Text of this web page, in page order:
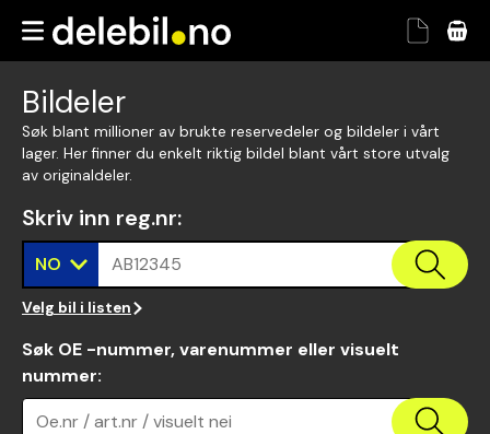
Bildeler
Søk blant millioner av brukte reservedeler og bildeler i vårt
lager. Her finner du enkelt riktig bildel blant vårt store utvalg
av originaldeler.
Skriv inn reg.nr:
NO AB12345
Velg bil i listen
Søk OE -nummer, varenummer eller visuelt
nummer:
Oe.nr / art.nr / visuelt nei